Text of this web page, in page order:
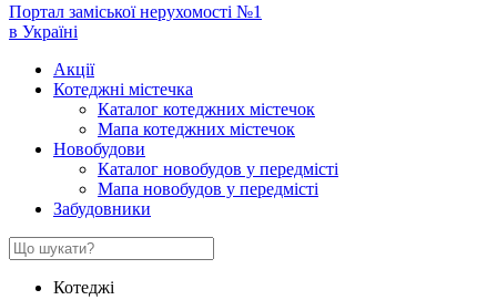
Портал заміської нерухомості №1
в Україні
Акції
Котеджні містечка
Каталог котеджних містечок
Мапа котеджних містечок
Новобудови
Каталог новобудов у передмісті
Мапа новобудов у передмісті
Забудовники
Котеджі